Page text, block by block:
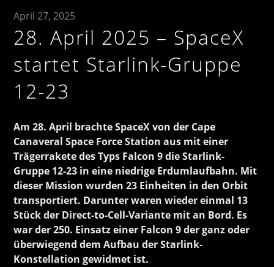
April 27, 2025
28. April 2025 – SpaceX
startet Starlink-Gruppe
12-23
Am 28. April brachte SpaceX von der Cape
Canaveral Space Force Station aus mit einer
Trägerrakete des Typs Falcon 9 die Starlink-
Gruppe 12-23 in eine niedrige Erdumlaufbahn. Mit
dieser Mission wurden 23 Einheiten in den Orbit
transportiert. Darunter waren wieder einmal 13
Stück der Direct-to-Cell-Variante mit an Bord. Es
war der 250. Einsatz einer Falcon 9 der ganz oder
überwiegend dem Aufbau der Starlink-
Konstellation gewidmet ist.